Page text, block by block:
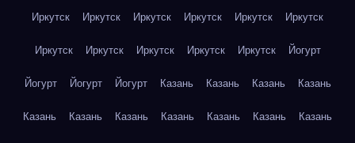
Иркутск Иркутск Иркутск Иркутск Иркутск Иркутск
Иркутск Иркутск Иркутск Иркутск Иркутск Йогурт
Йогурт Йогурт Йогурт Казань Казань Казань Казань
Казань Казань Казань Казань Казань Казань Казань